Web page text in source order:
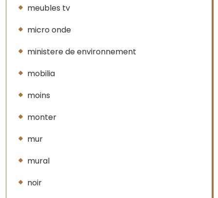
meubles tv
micro onde
ministere de environnement
mobilia
moins
monter
mur
mural
noir